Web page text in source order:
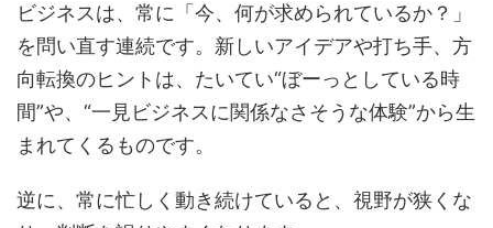
ビジネスは、常に「今、何が求められているか？」
を問い直す連続です。新しいアイデアや打ち手、方
向転換のヒントは、たいてい“ぼーっとしている時
間”や、“一見ビジネスに関係なさそうな体験”から生
まれてくるものです。
逆に、常に忙しく動き続けていると、視野が狭くな